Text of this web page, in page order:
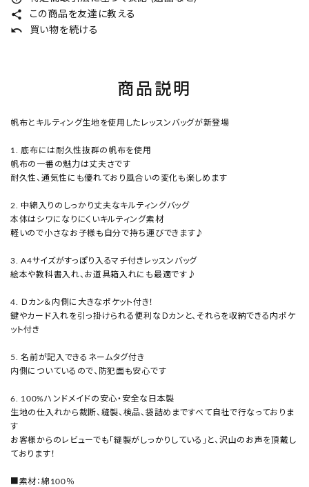
share この商品を友達に教える
undo 買い物を続ける
商品説明
帆布とキルティング生地を使用したレッスンバッグが新登場
1. 底布には耐久性抜群の帆布を使用
帆布の一番の魅力は丈夫さです
耐久性、通気性にも優れており風合いの変化も楽しめます
2. 中綿入りのしっかり丈夫なキルティングバッグ
本体はシワになりにくいキルティング素材
軽いので小さなお子様も自分で持ち運びできます♪
3. A4サイズがすっぽり入るマチ付きレッスンバッグ
絵本や教科書入れ、お道具箱入れにも最適です♪
4. Ｄカン＆内側に大きなポケット付き！
鍵やカード入れを引っ掛けられる便利なＤカンと、それらを収納できる内ポケ
ット付き
5. 名前が記入できるネームタグ付き
内側についているので、防犯面も安心です
6. 100%ハンドメイドの安心・安全な日本製
生地の仕入れから裁断、縫製、検品、袋詰めまですべて自社で行なっておりま
す
お客様からのレビューでも「縫製がしっかりしている」と、沢山のお声を頂戴し
ております！
■素材：綿100％